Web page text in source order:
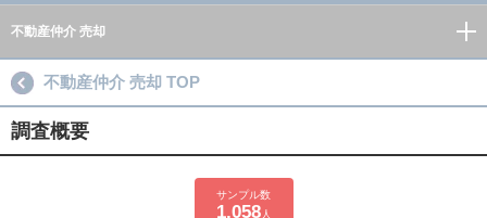
不動産仲介 売却
不動産仲介 売却 TOP
調査概要
サンプル数
1,058人